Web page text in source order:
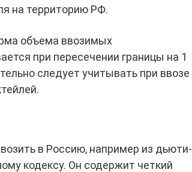
на территорию РФ.
объема ввозимых
при пересечении границы на 1
следует учитывать при ввозе
в Россию, например из дьюти-
кодексу. Он содержит четкий